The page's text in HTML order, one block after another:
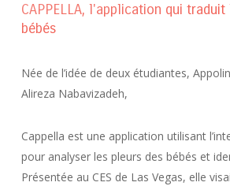
CAPPELLA, l'application qui
bébés
Née de l’idée de deux étudiantes,
Alireza Nabavizadeh,
Cappella est une application utilisant
pour analyser les pleurs des bébés et
Présentée au CES de Las Vegas, elle